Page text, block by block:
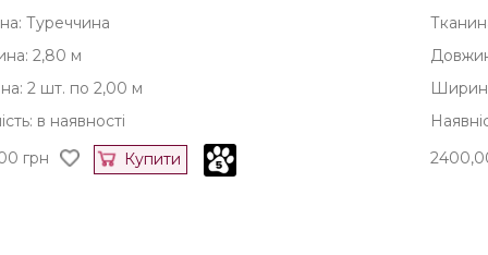
Туреччина
2,80 м
2 шт. по 2,00 м
в наявності
грн Купити